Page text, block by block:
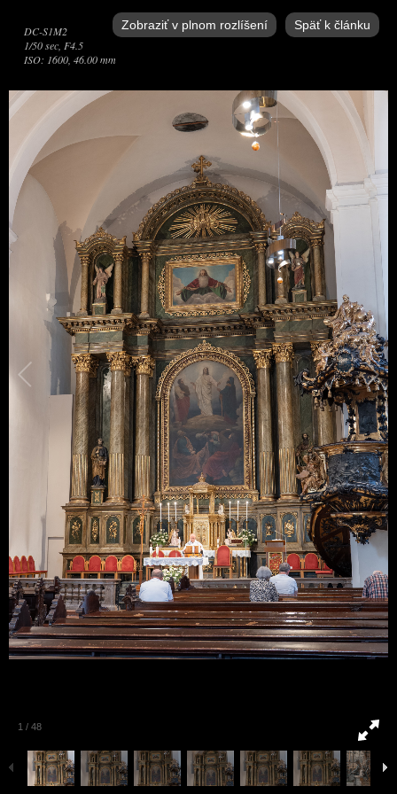
1 / 48
Zobraziť v plnom rozlíšení Späť k článku
DC-S1M2
1/50 sec, F4.5
ISO: 1600, 46.00 mm